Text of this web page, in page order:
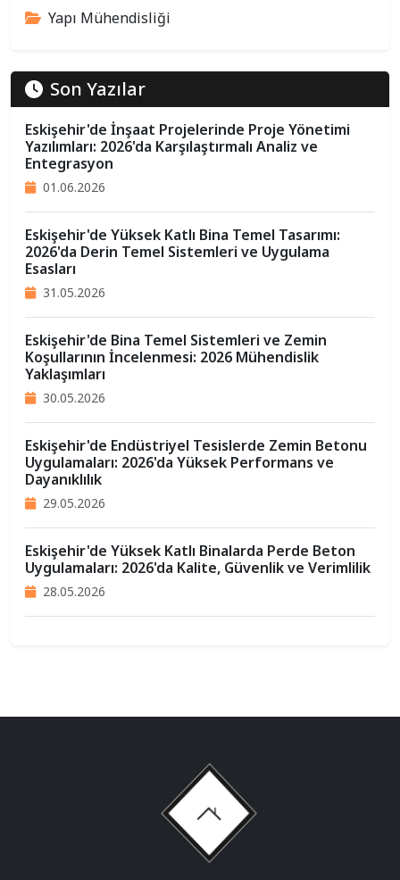
Yapı Mühendisliği
Son Yazılar
Eskişehir'de İnşaat Projelerinde Proje Yönetimi
Yazılımları: 2026'da Karşılaştırmalı Analiz ve
Entegrasyon
01.06.2026
Eskişehir'de Yüksek Katlı Bina Temel Tasarımı:
2026'da Derin Temel Sistemleri ve Uygulama
Esasları
31.05.2026
Eskişehir'de Bina Temel Sistemleri ve Zemin
Koşullarının İncelenmesi: 2026 Mühendislik
Yaklaşımları
30.05.2026
Eskişehir'de Endüstriyel Tesislerde Zemin Betonu
Uygulamaları: 2026'da Yüksek Performans ve
Dayanıklılık
29.05.2026
Eskişehir'de Yüksek Katlı Binalarda Perde Beton
Uygulamaları: 2026'da Kalite, Güvenlik ve Verimlilik
28.05.2026